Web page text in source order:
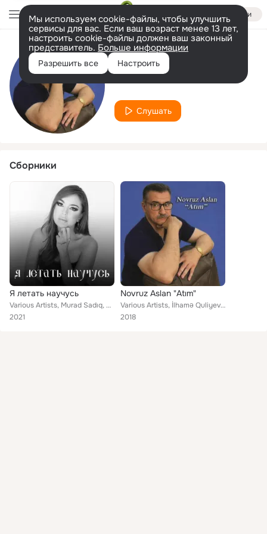
Войти
Мы используем cookie-файлы, чтобы улучшить
сервисы для вас. Если ваш возраст менее 13 лет,
настроить cookie-файлы должен ваш законный
представитель. Больше информации
Разрешить все Настроить
Исполнитель
Emilia
Слушать
Сборники
Я летать научусь
Various Artists, Murad Sadıq, Xayyam Nisanov, Natavan Habibi, Manana Japaridze, Dilara Kazimova, Novruz Aslan, Maryam Shabanova,...
2021
Novruz Aslan "Atım"
Various Artists, İlhamə Quliyeva, Mədinə, Nadir Qafarzadə, Teyyub Aslanov, Fuad Musayev, Dilara Kazimova, Xayyam Nisanov, Gündəm...
2018